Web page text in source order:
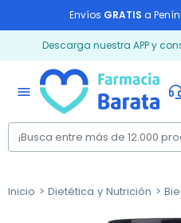
Envíos GRATIS a
Descarga nuestra APP y
menu
Inicio Dietética y Nutrición